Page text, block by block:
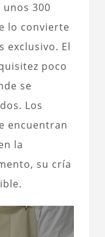
300
lo convierte
exclusivo. El
poco
se
Los
encuentran
la
su cría